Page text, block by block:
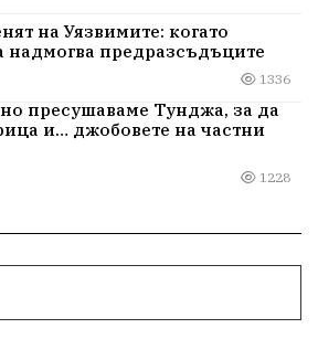
на Уязвимите: когато
надмогва предразсъдъците
1336
пресушаваме Тунджа, за да
и… джобовете на частни
1228